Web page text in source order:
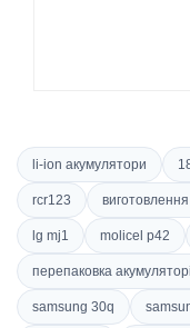
li-ion акумулятори
rcr123 виготовлення
lg mj1 molicel p42
перепаковка
samsung 30q